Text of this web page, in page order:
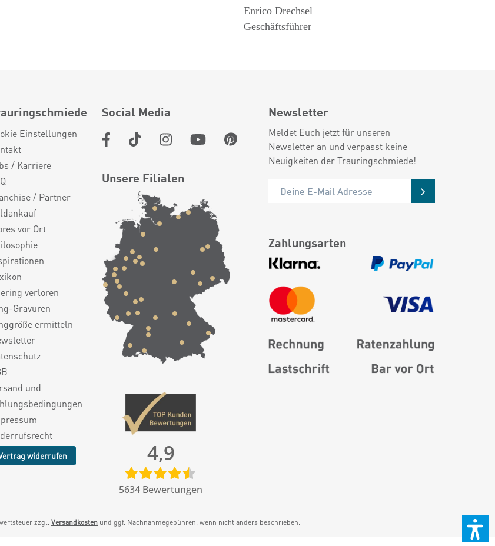
Enrico Drechsel
Geschäftsführer
Einstellungen
/ Karriere
/ Partner
vor Ort
verloren
Gravuren
ermitteln
und
widerrufen
Social Media
Unsere Filialen
4,9
5634 Bewertungen
Newsletter
Meldet Euch jetzt für unseren
Newsletter an und verpasst keine
Neuigkeiten der Trauringschmiede!
Zahlungsarten
zzgl. Versandkosten und ggf. Nachnahmegebühren, wenn nicht anders beschrieben.